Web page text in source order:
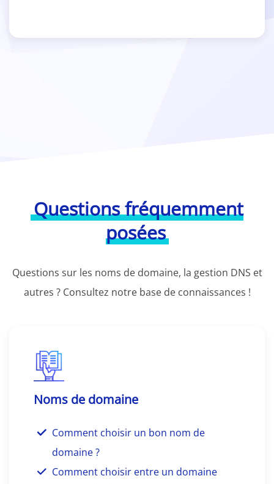
Questions fréquemment
posées
Questions sur les noms de domaine, la gestion DNS et
autres ? Consultez notre base de connaissances !
Noms de domaine
Comment choisir un bon nom de
domaine ?
Comment choisir entre un domaine